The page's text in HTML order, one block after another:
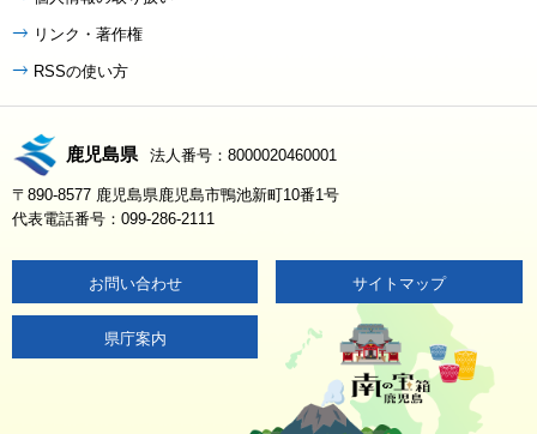
リンク・著作権
RSSの使い方
鹿児島県 法人番号：8000020460001
〒890-8577 鹿児島県鹿児島市鴨池新町10番1号
代表電話番号：099-286-2111
お問い合わせ サイトマップ
県庁案内